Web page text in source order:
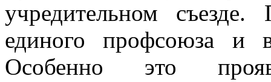
учредительном съезде.
единого профсоюза и
Особенно это